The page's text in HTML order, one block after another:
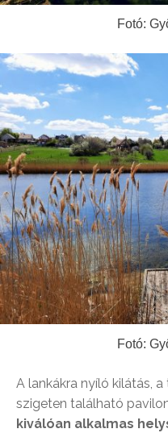
Fotó:
Fotó:
A lankákra nyíló kilátás,
szigeten található
kiválóan alkalmas